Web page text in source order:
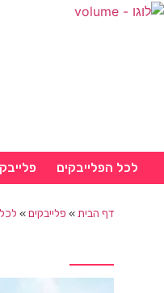
לכל הפלייבקים
דף הבית » פלייבקים»